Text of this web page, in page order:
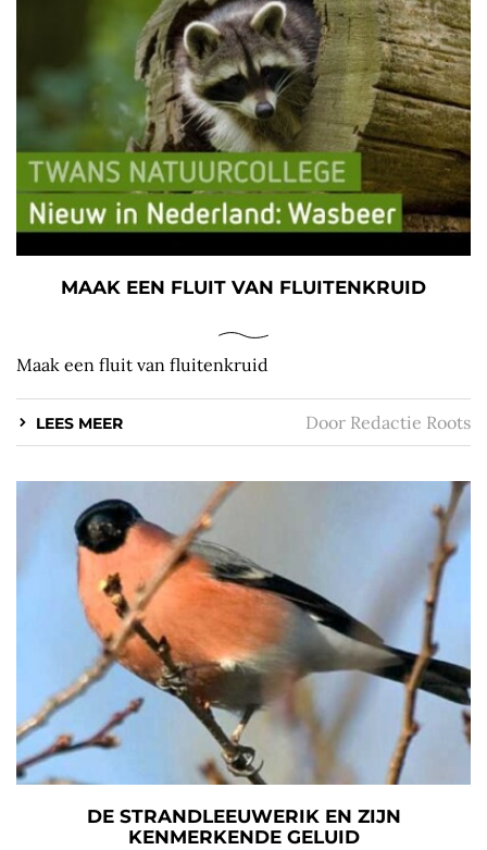
MAAK EEN FLUIT VAN FLUITENKRUID
Maak een fluit van fluitenkruid
LEES MEER Door Redactie Roots
DE STRANDLEEUWERIK EN ZIJN
KENMERKENDE GELUID